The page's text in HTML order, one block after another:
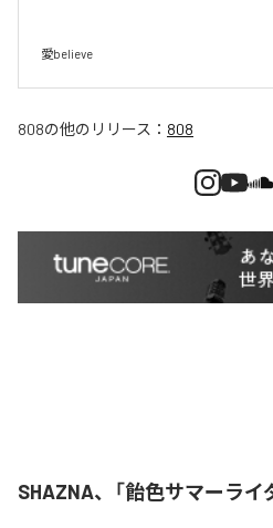
愛believe
808の他のリリース： 808
SHAZNA、「飴色サマーライ